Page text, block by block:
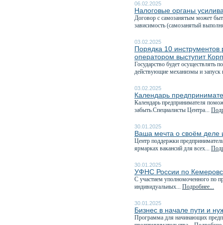
06.02.2025
Налоговые органы
Договор с самозанятым может
зависимость (самозанятый
03.02.2025
Порядка 10
оператором выступит
Государство будет осуществлять
действующие механизмы и
03.02.2025
Календарь
Календарь предпринимателя
забыть.Специалисты Центра...
30.01.2025
Ваша мечта о своём деле
Центр поддержки
ярмарках вакансий для всех...
30.01.2025
УФНС России по
C участием уполномоченного по
индивидуальных... Подробнее...
30.01.2025
Бизнес в начале пути и
Программа для начинающих